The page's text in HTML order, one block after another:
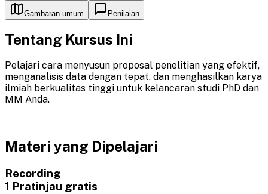
Gambaran umum Penilaian
Tentang Kursus Ini
Pelajari cara menyusun proposal penelitian yang efektif,
menganalisis data dengan tepat, dan menghasilkan karya
ilmiah berkualitas tinggi untuk kelancaran studi PhD dan
MM Anda.
Materi yang Dipelajari
Recording
1 Pratinjau gratis